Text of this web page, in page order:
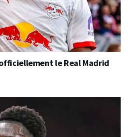
le Real Madrid